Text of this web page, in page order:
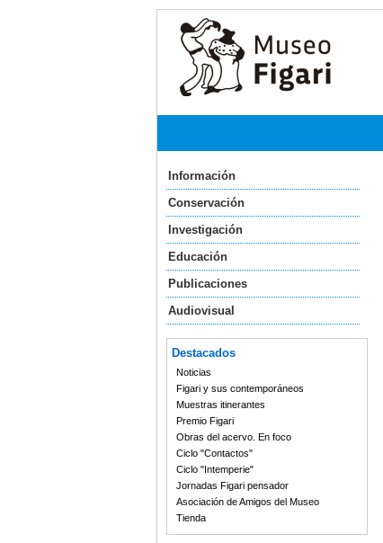
Información
Conservación
Investigación
Educación
Publicaciones
Audiovisual
Destacados
Noticias
Figari y sus contemporáneos
Muestras itinerantes
Premio Figari
Obras del acervo. En foco
Ciclo "Contactos"
Ciclo "Intemperie"
Jornadas Figari pensador
Asociación de Amigos del Museo
Tienda